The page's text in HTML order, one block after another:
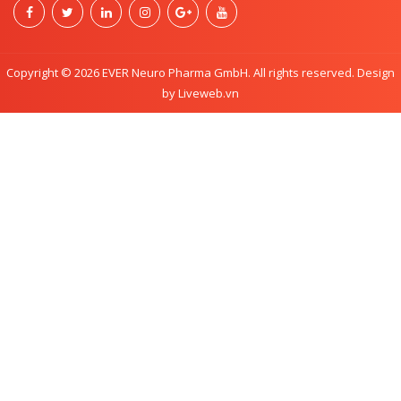
Copyright © 2026 EVER Neuro Pharma GmbH. All rights reserved. Design
by Liveweb.vn